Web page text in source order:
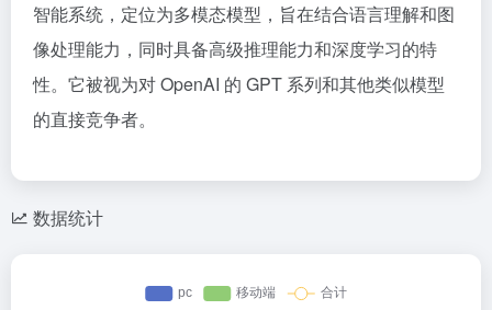
智能系统，定位为多模态模型，旨在结合语言理解和图
像处理能力，同时具备高级推理能力和深度学习的特
性。它被视为对 OpenAI 的 GPT 系列和其他类似模型
的直接竞争者。
数据统计